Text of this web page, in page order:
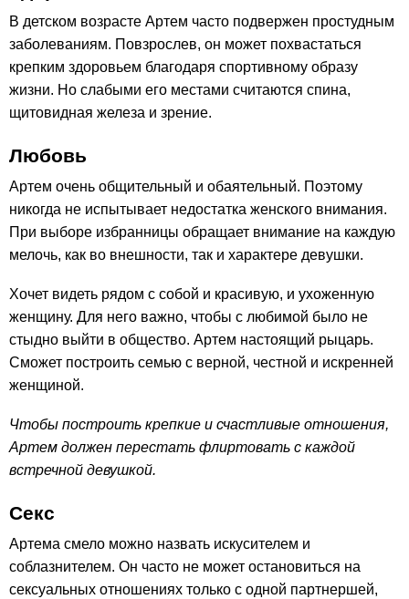
В детском возрасте Артем часто подвержен простудным
заболеваниям. Повзрослев, он может похвастаться
крепким здоровьем благодаря спортивному образу
жизни. Но слабыми его местами считаются спина,
щитовидная железа и зрение.
Любовь
Артем очень общительный и обаятельный. Поэтому
никогда не испытывает недостатка женского внимания.
При выборе избранницы обращает внимание на каждую
мелочь, как во внешности, так и характере девушки.
Хочет видеть рядом с собой и красивую, и ухоженную
женщину. Для него важно, чтобы с любимой было не
стыдно выйти в общество. Артем настоящий рыцарь.
Сможет построить семью с верной, честной и искренней
женщиной.
Чтобы построить крепкие и счастливые отношения,
Артем должен перестать флиртовать с каждой
встречной девушкой.
Секс
Артема смело можно назвать искусителем и
соблазнителем. Он часто не может остановиться на
сексуальных отношениях только с одной партнершей,